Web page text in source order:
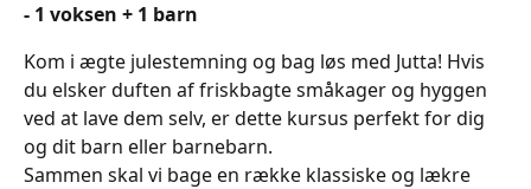
- 1 voksen + 1 barn
Kom i ægte julestemning og bag løs med Jutta! Hvis
du elsker duften af friskbagte småkager og hyggen
ved at lave dem selv, er dette kursus perfekt for dig
og dit barn eller barnebarn.
Sammen skal vi bage en række klassiske og lækre